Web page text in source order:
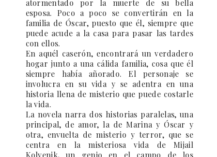
atormentado por la muerte de su bella
esposa. Poco a poco se convertirán en la
familia de Óscar, puesto que él, siempre que
puede acude a la casa para pasar las tardes
con ellos.
En aquél caserón, encontrará un verdadero
hogar junto a una cálida familia, cosa que él
siempre había añorado. El personaje se
involucra en su vida y se adentra en una
historia llena de misterio que puede costarle
la vida.
La novela narra dos historias paralelas, una
principal, de amor, la de Marina y Óscar y
otra, envuelta de misterio y terror, que se
centra en la misteriosa vida de Mijail